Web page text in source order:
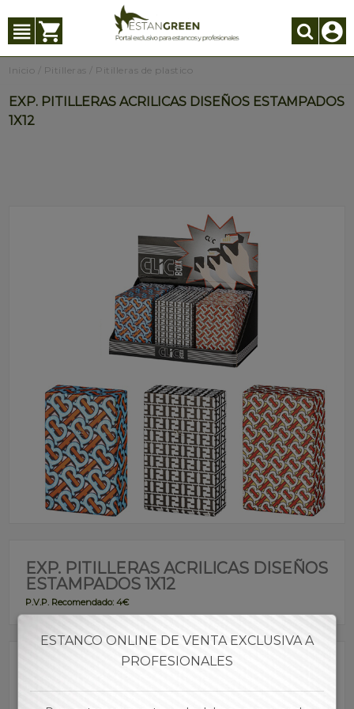
Inicio Pitilleras Pitilleras de plastico
EXP. PITILLERAS ACRILICAS DISEÑOS ESTAMPADOS
1X12
EXP. PITILLERAS ACRILICAS DISEÑOS
ESTAMPADOS 1X12
P.V.P. Recomendado: 4€
PIAKA00004
ESTANCO ONLINE DE VENTA EXCLUSIVA A
PROFESIONALES